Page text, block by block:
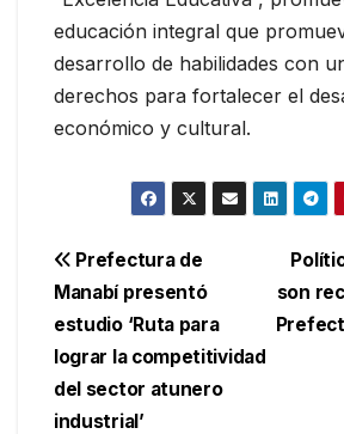
educación integral que
desarrollo de habilidades con
derechos para fortalecer el
económico y cultural.
Navegación
de
entradas
son
Prefectura de
Manabí presentó
estudio ‘Ruta para
lograr la competitividad
del sector atunero
industrial’